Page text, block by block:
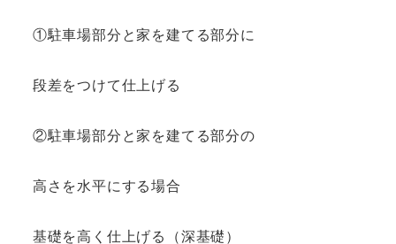
①駐車場部分と家を建てる部分に
段差をつけて仕上げる
②駐車場部分と家を建てる部分の
高さを水平にする場合
基礎を高く仕上げる（深基礎）